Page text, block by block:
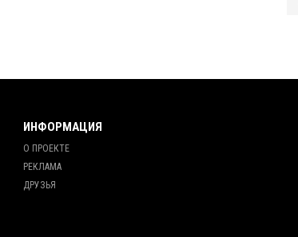
ИНФОРМАЦИЯ
О ПРОЕКТЕ
РЕКЛАМА
ДРУЗЬЯ